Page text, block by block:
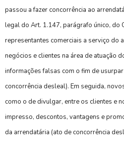
passou a fazer concorrência ao
legal do Art. 1.147, parágrafo único, do
representantes comerciais a serviço do
negócios e clientes na área de atuação
informações falsas com o fim de
concorrência desleal). Em seguida,
como o de divulgar, entre os clientes e
impresso, descontos, vantagens e
da arrendatária (ato de concorrência